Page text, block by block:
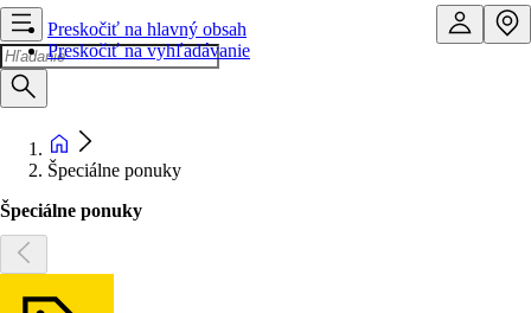
Preskočiť na hlavný obsah
Preskočiť na vyhľadávanie
Špeciálne ponuky
Špeciálne ponuky